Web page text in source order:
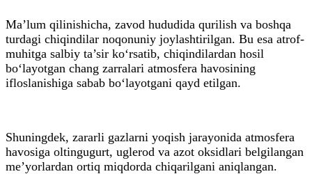
Ma’lum qilinishicha, zavod hududida qurilish va boshqa
turdagi chiqindilar noqonuniy joylashtirilgan. Bu esa atrof-
muhitga salbiy ta’sir ko‘rsatib, chiqindilardan hosil
bo‘layotgan chang zarralari atmosfera havosining
ifloslanishiga sabab bo‘layotgani qayd etilgan.
Shuningdek, zararli gazlarni yoqish jarayonida atmosfera
havosiga oltingugurt, uglerod va azot oksidlari belgilangan
me’yorlardan ortiq miqdorda chiqarilgani aniqlangan.